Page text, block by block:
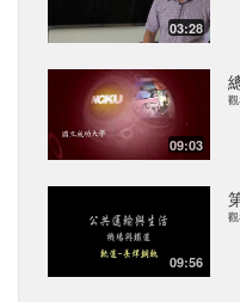
03:28
09:03
09:56